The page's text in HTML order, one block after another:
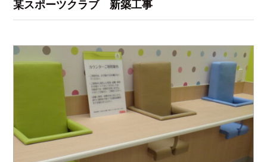
某スポーツクラブ 新築工事